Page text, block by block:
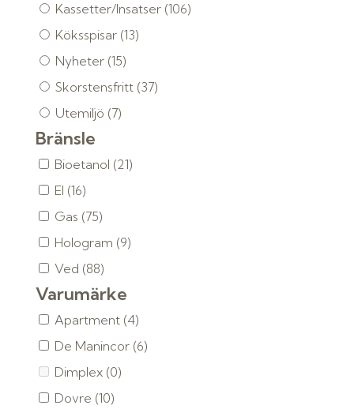
Kassetter/Insatser (106)
Köksspisar (13)
Nyheter (15)
Skorstensfritt (37)
Utemiljö (7)
Bränsle
Bioetanol (21)
El (16)
Gas (75)
Hologram (9)
Ved (88)
Varumärke
Apartment (4)
De Manincor (6)
Dimplex (0)
Dovre (10)